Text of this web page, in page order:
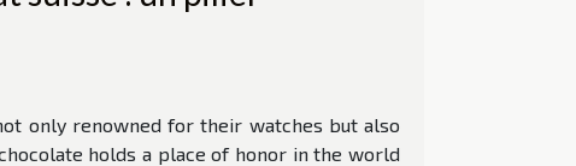
only renowned for their watches but also
holds a place of honor in the world